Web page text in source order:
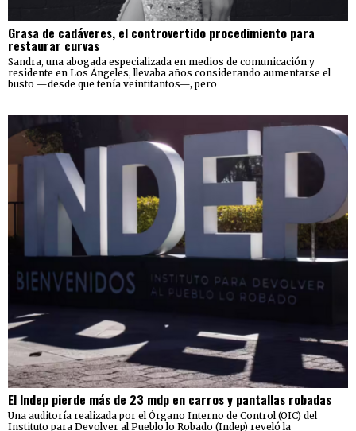
Grasa de cadáveres, el controvertido procedimiento para
restaurar curvas
Sandra, una abogada especializada en medios de comunicación y
residente en Los Ángeles, llevaba años considerando aumentarse el
busto —desde que tenía veintitantos—, pero
El Indep pierde más de 23 mdp en carros y pantallas robadas
Una auditoría realizada por el Órgano Interno de Control (OIC) del
Instituto para Devolver al Pueblo lo Robado (Indep) reveló la